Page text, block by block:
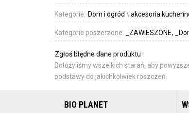
Kategorie: Dom i ogród \ akcesoria
Kategorie poszerzone: _ZAWIESZONE
Zgłoś błędne dane produktu
Dołożyliśmy wszelkich starań, aby
podstawy do jakichkolwiek roszczeń.
BIO PLANET